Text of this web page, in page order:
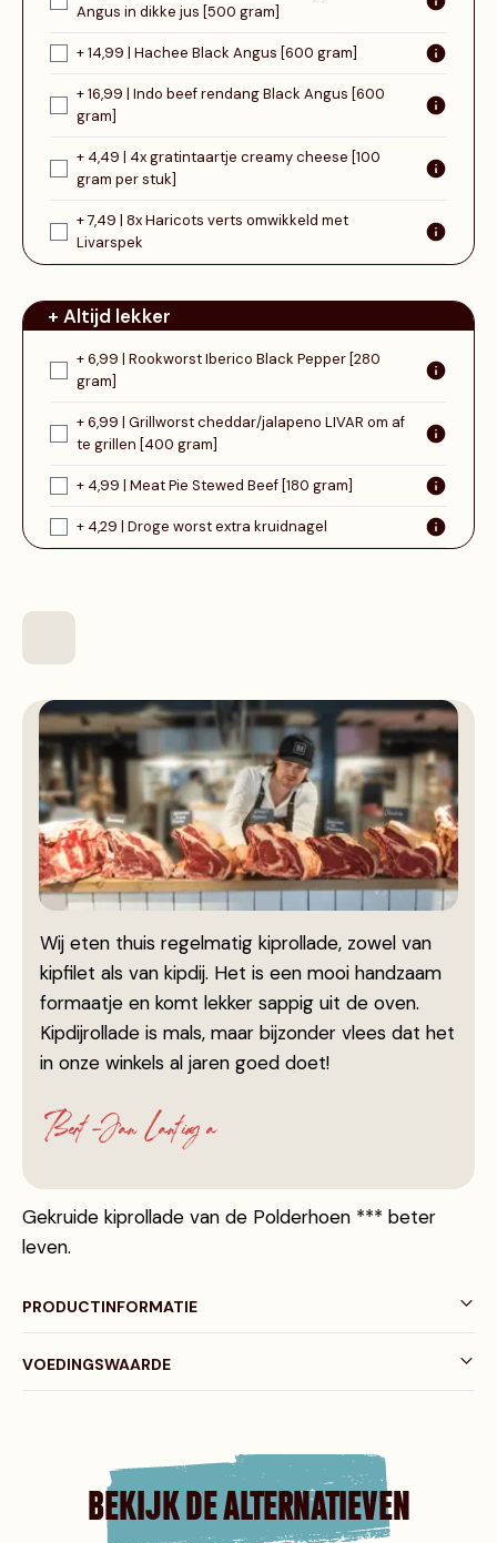
Angus in dikke jus [500 gram]
+ 14,99 | Hachee Black Angus [600 gram]
+ 16,99 | Indo beef rendang Black Angus [600
gram]
+ 4,49 | 4x gratintaartje creamy cheese [100
gram per stuk]
+ 7,49 | 8x Haricots verts omwikkeld met
Livarspek
+ Altijd lekker
+ 6,99 | Rookworst Iberico Black Pepper [280
gram]
+ 6,99 | Grillworst cheddar/jalapeno LIVAR om af
te grillen [400 gram]
+ 4,99 | Meat Pie Stewed Beef [180 gram]
+ 4,29 | Droge worst extra kruidnagel
Wij eten thuis regelmatig kiprollade, zowel van
kipfilet als van kipdij. Het is een mooi handzaam
formaatje en komt lekker sappig uit de oven.
Kipdijrollade is mals, maar bijzonder vlees dat het
in onze winkels al jaren goed doet!
Bert-Jan Lantinga
Gekruide kiprollade van de Polderhoen *** beter
leven.
PRODUCTINFORMATIE
VOEDINGSWAARDE
BEKIJK DE ALTERNATIEVEN